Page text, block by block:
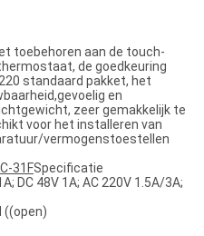
toebehoren aan de touch-
de goedkeuring
standaard pakket, het
en
zeer gemakkelijk te
voor het installeren van
vermogenstoestellen
31FSpecificatie
DC 48V 1A; AC 220V 1.5A/3A;
((open)